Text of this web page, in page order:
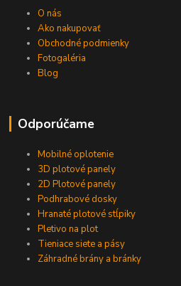
O nás
Ako nakupovať
Obchodné podmienky
Fotogaléria
Blog
Odporúčame
Mobilné oplotenie
3D plotové panely
2D Plotové panely
Podhrabové dosky
Hranaté plotové stĺpiky
Pletivo na plot
Tieniace siete a pásy
Záhradné brány a bránky